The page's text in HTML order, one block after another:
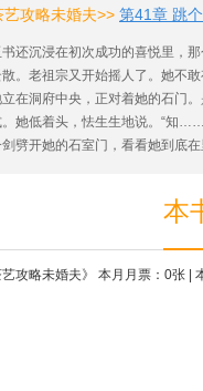
攻略未婚夫>> 第41章 跳
还沉浸在初次成功的喜悦里，
。老祖宗又开始摇人了。她不
在洞府中央，正对着她的石门
她低着头，怯生生地说。“知
劈开她的石室门，看看她到底
本
艺攻略未婚夫》 本月月票：0张 |